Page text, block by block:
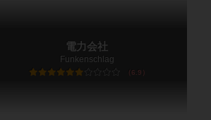
電力会社
Funkenschlag
6.9